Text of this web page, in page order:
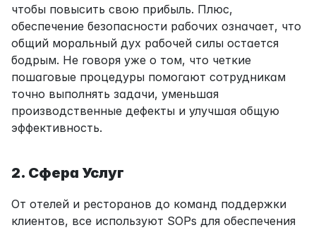
чтобы повысить свою прибыль. Плюс,
обеспечение безопасности рабочих означает, что
общий моральный дух рабочей силы остается
бодрым. Не говоря уже о том, что четкие
пошаговые процедуры помогают сотрудникам
точно выполнять задачи, уменьшая
производственные дефекты и улучшая общую
эффективность.
2. Сфера Услуг
От отелей и ресторанов до команд поддержки
клиентов, все используют SOPs для обеспечения